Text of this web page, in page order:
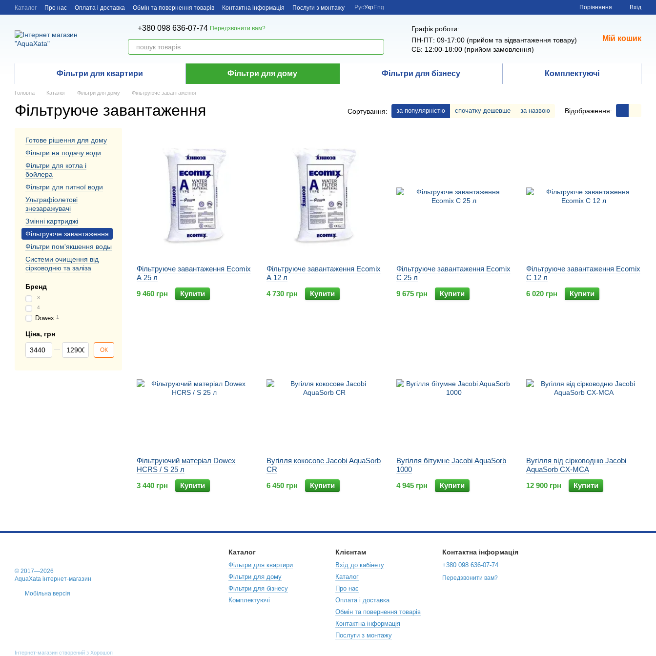
Перейти до основного контенту
Каталог Про нас Оплата і доставка Обмін та повернення товарів Контактна інформація Послуги з монтажу РусУкрEng Порівняння Вхід
+380 098 636-07-74 Передзвонити вам?
Графік роботи:
ПН-ПТ: 09-17:00 (прийом та відвантаження товару)
СБ: 12:00-18:00 (прийом замовлення)
Мій кошик
Фільтри для квартири Фільтри для дому Фільтри для бізнесу Комплектуючі
Головна Каталог Фільтри для дому Фільтруюче завантаження
Фільтруюче завантаження Сортування: за популярністю спочатку дешевше за назвою Відображення:
Фільтруюче завантаження Ecomix
A 25 л
9 460 грн
Купити
Фільтруюче завантаження Ecomix
A 12 л
4 730 грн
Купити
Фільтруюче завантаження Ecomix
C 25 л
9 675 грн
Купити
Фільтруюче завантаження Ecomix
C 12 л
6 020 грн
Купити
Фільтруючий матеріал Dowex
HCRS / S 25 л
3 440 грн
Купити
Вугілля кокосове Jacobi AquaSorb
CR
6 450 грн
Купити
Вугілля бітумне Jacobi AquaSorb
1000
4 945 грн
Купити
Вугілля від сірководню Jacobi
AquaSorb CX-MCA
12 900 грн
Купити
Готове рішення для дому
Фільтри на подачу води
Фільтри для котла і
бойлера
Фільтри для питної води
Ультрафіолетові
знезаражувачі
Змінні картриджі
Фільтруюче завантаження
Фільтри пом'якшення воды
Системи очищення від
сірководню та заліза
Бренд
3
4
Dowex 1
Ціна, грн
Від Ціна, грн
До Ціна, грн ОК
© 2017—2026
AquaXata інтернет-магазин
Мобільна версія
Інтернет-магазин створений з Хорошоп
Каталог
Фільтри для квартири
Фільтри для дому
Фільтри для бізнесу
Комплектуючі
Клієнтам
Вхід до кабінету
Каталог
Про нас
Оплата і доставка
Обмін та повернення товарів
Контактна інформація
Послуги з монтажу
Контактна інформація
+380 098 636-07-74
Передзвонити вам?